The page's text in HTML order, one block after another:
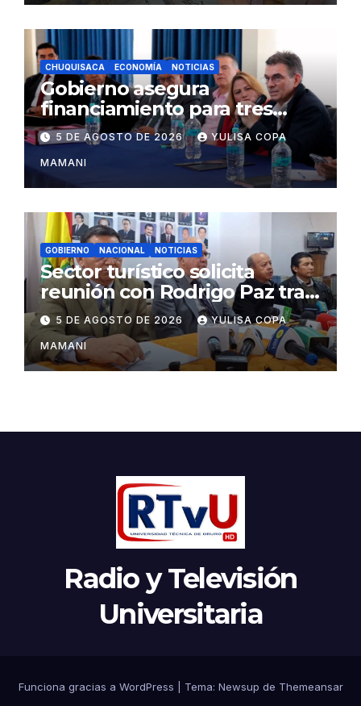
CHUQUISACA ECONOMÍA NOTICIAS
Gobierno asegura
financiamiento para tres
proyectos estratégicos de
Chuquisaca
5 DE AGOSTO DE 2026 YULISA COPA
MAMANI
GOBIERNO NACIONAL NOTICIAS
Sector turístico solicita
reunión con Rodrigo Paz tras
cambios en la administración
del turismo
5 DE AGOSTO DE 2026 YULISA COPA
MAMANI
Radio y Televisión
Universitaria
Funciona gracias a WordPress Tema: Newsup de Themeansar